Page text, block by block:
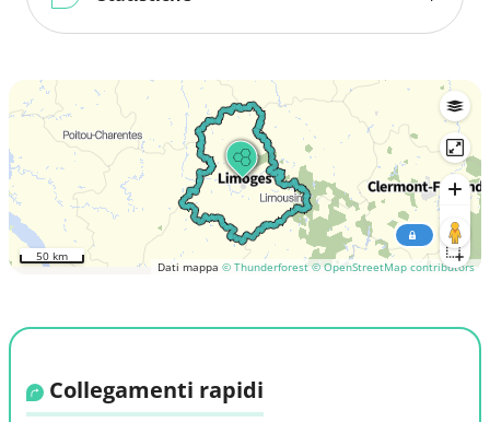
Dati mappa © Thunderforest © OpenStreetMap contributors
50 km
Collegamenti rapidi